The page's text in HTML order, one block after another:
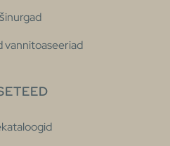
vannitoaseeriad